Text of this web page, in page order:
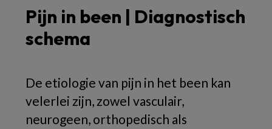
Pijn in been | Diagnostisch
schema
De etiologie van pijn in het been kan
velerlei zijn, zowel vasculair,
neurogeen, orthopedisch als